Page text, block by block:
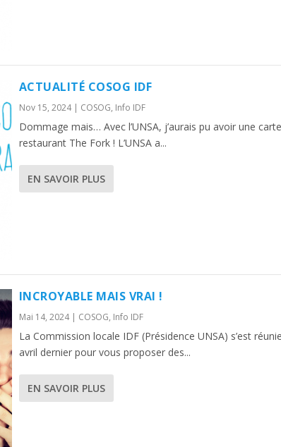
ACTUALITÉ COSOG IDF
Nov 15, 2024| COSOG, Info IDF
Dommage mais… Avec l’UNSA, j’aurais pu avoir une carte
restaurant The Fork ! L’UNSA a...
EN SAVOIR PLUS
INCROYABLE MAIS VRAI !
Mai 14, 2024| COSOG, Info IDF
La Commission locale IDF (Présidence UNSA) s’est
avril dernier pour vous proposer des...
EN SAVOIR PLUS